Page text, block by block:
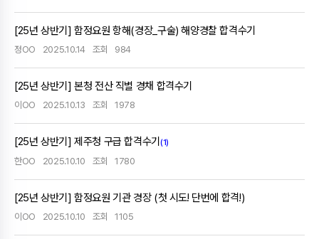
[25년 상반기] 함정요원 항해(경장_구술) 해양경찰 합격수기
정OO 2025.10.14 조회 984
[25년 상반기] 본청 전산 직별 경채 합격수기
이OO 2025.10.13 조회 1978
[25년 상반기] 제주청 구급 합격수기 (1)
한OO 2025.10.10 조회 1780
[25년 상반기] 함정요원 기관 경장 (첫 시도! 단번에 합격!)
이OO 2025.10.10 조회 1105